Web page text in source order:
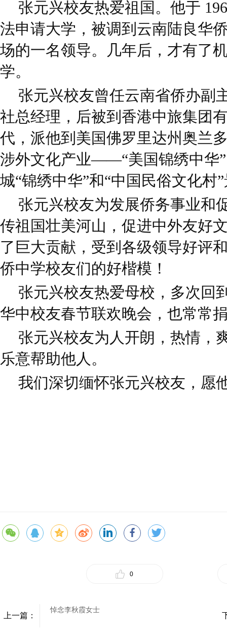
张元兴校友热爱祖国。他于
法申请大学，被调到云南陆良华
场的一名领导。几年后，才有了
学。
张元兴校友曾任云南省侨办副
社总经理，后被到香港中旅集团
代，派他到美国佛罗里达州奥兰
涉外文化产业——“美国锦绣中华
城“锦绣中华”和“中国民俗文化村
张元兴校友为发展侨务事业和
传祖国壮美河山，促进中外友好
了巨大贡献，受到各级领导好评
侨中学校友们的好楷模！
张元兴校友热爱母校，多次回
华中校友春节联欢晚会，也常常
张元兴校友为人开朗，热情，
乐意帮助他人。
我们深切缅怀张元兴校友，愿
0
上一篇：
悼念李秋霞女士